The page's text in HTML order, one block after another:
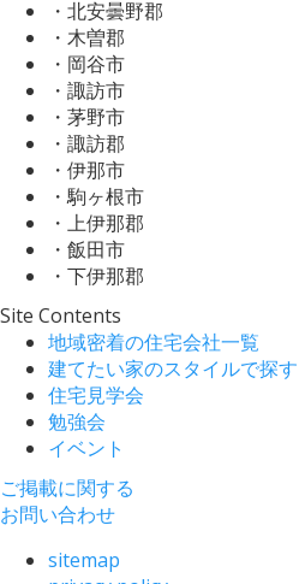
・北安曇野郡
・木曽郡
・岡谷市
・諏訪市
・茅野市
・諏訪郡
・伊那市
・駒ヶ根市
・上伊那郡
・飯田市
・下伊那郡
Site Contents
地域密着の住宅会社一覧
建てたい家のスタイルで探す
住宅見学会
勉強会
イベント
ご掲載に関する
お問い合わせ
sitemap